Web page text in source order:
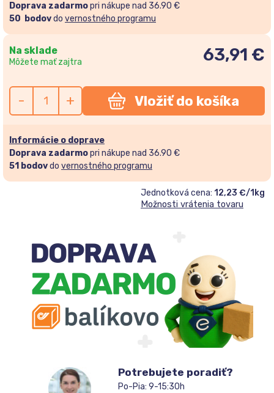
Doprava zadarmopri nákupe nad 36.90 €
50 bodovdo vernostného programu
Na sklade
Môžete mať zajtra 63,91 €
- + Vložiť do košíka
Informácie o doprave
Doprava zadarmopri nákupe nad 36.90 €
51 bodovdo vernostného programu
Jednotková cena: 12,23 €/1kg
Možnosti vrátenia tovaru
Potrebujete poradiť?
Po-Pia: 9-15:30h